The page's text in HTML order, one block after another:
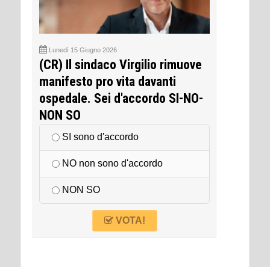
Lunedì 15 Giugno 2026
(CR) Il sindaco Virgilio rimuove
manifesto pro vita davanti
ospedale. Sei d'accordo SI-NO-
NON SO
SI sono d'accordo
NO non sono d'accordo
NON SO
VOTA!